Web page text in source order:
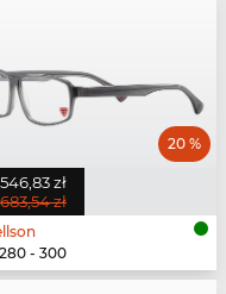
546,83 zł
683,54 zł
20 %
- 300